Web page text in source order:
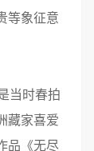
等象征意
当时春拍
藏家喜爱
品《无尽